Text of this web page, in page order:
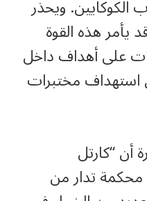
الكوكايين. ويحذر
يأمر هذه القوة
على أهداف داخل
استهداف مختبرات
أن “كارتل
تدار من